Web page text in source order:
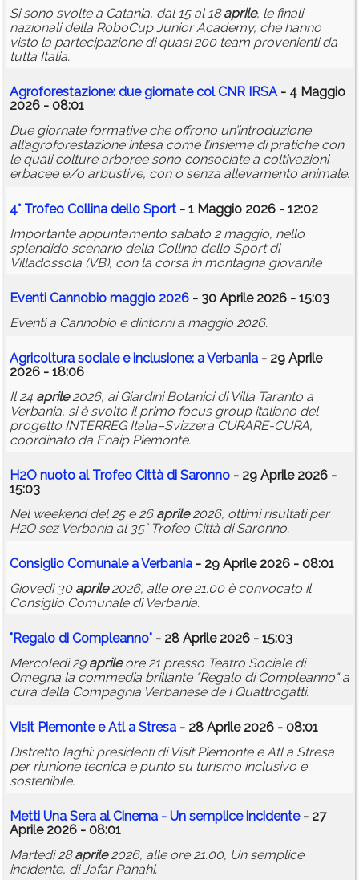
Si sono svolte a Catania, dal 15 al 18aprile, le finali
nazionali della RoboCup Junior Academy, che hanno
visto la partecipazione di quasi 200 team provenienti da
tutta Italia.
Agroforestazione: due giornate col CNR IRSA- 4 Maggio
2026 - 08:01
Due giornate formative che offrono un’introduzione
all’agroforestazione intesa come l’insieme di pratiche con
le quali colture arboree sono consociate a coltivazioni
erbacee e/o arbustive, con o senza allevamento animale.
4° Trofeo Collina dello Sport - 1 Maggio 2026 - 12:02
Importante appuntamento sabato 2 maggio, nello
splendido scenario della Collina dello Sport di
Villadossola (VB), con la corsa in montagna giovanile
Eventi Cannobio maggio 2026 - 30 Aprile 2026 - 15:03
Eventi a Cannobio e dintorni a maggio 2026.
Agricoltura sociale e inclusione: a Verbania - 29 Aprile
2026 - 18:06
Il 24 aprile2026, ai Giardini Botanici di Villa Taranto a
Verbania, si è svolto il primo focus group italiano del
progetto INTERREG Italia–Svizzera CURARE-CURA,
coordinato da Enaip Piemonte.
H2O nuoto al Trofeo Città di Saronno - 29 Aprile 2026 -
15:03
Nel weekend del 25 e 26 aprile2026, ottimi risultati per
H2O sez Verbania al 35° Trofeo Città di Saronno.
Consiglio Comunale a Verbania - 29 Aprile 2026 - 08:01
Giovedì 30 aprile2026, alle ore 21.00 è convocato il
Consiglio Comunale di Verbania.
"Regalo di Compleanno" - 28 Aprile 2026 - 15:03
Mercoledì 29 aprileore 21 presso Teatro Sociale di
Omegna la commedia brillante "Regalo di Compleanno" a
cura della Compagnia Verbanese de I Quattrogatti.
Visit Piemonte e Atl a Stresa - 28 Aprile 2026 - 08:01
Distretto laghi: presidenti di Visit Piemonte e Atl a Stresa
per riunione tecnica e punto su turismo inclusivo e
sostenibile.
Metti Una Sera al Cinema - Un semplice incidente- 27
Aprile 2026 - 08:01
Martedì 28aprile2026, alle ore 21:00, Un semplice
incidente, di Jafar Panahi.